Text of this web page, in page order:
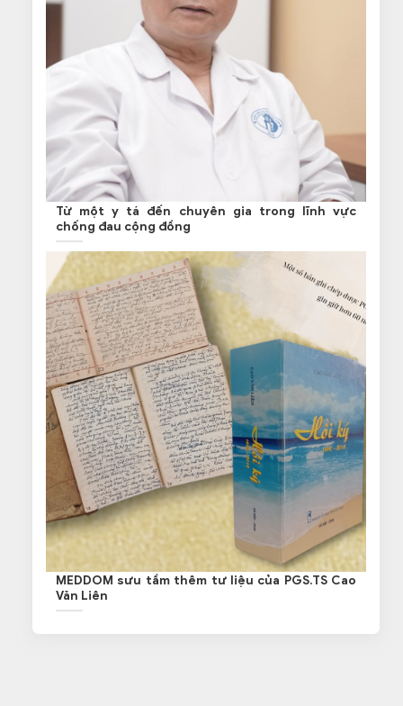
Từ một y tá đến chuyên gia trong lĩnh vực
chống đau cộng đồng
MEDDOM sưu tầm thêm tư liệu của PGS.TS Cao
Văn Liên